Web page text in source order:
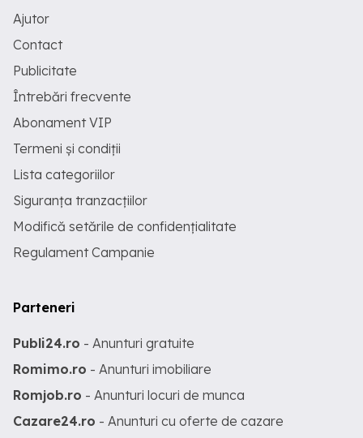
Ajutor
Contact
Publicitate
Întrebări frecvente
Abonament VIP
Termeni și condiții
Lista categoriilor
Siguranța tranzacțiilor
Modifică setările de confidențialitate
Regulament Campanie
Parteneri
Publi24.ro - Anunturi gratuite
Romimo.ro - Anunturi imobiliare
Romjob.ro - Anunturi locuri de munca
Cazare24.ro - Anunturi cu oferte de cazare